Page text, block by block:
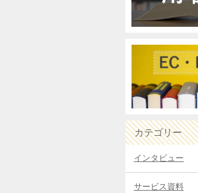
カテゴリー
インタビュー
サービス資料